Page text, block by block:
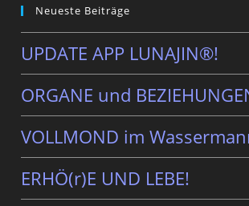
Neueste Beiträge
UPDATE APP LUNAJIN®!
ORGANE und
VOLLMOND im
ERHÖ(r)E UND LEBE!